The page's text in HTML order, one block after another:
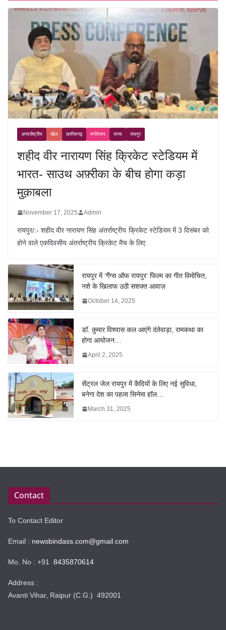
अन्तर्राष्ट्रीय खेल छत्तीसगढ़ मनोरंजन राज्य रायपुर
शहीद वीर नारायण सिंह क्रिकेट स्टेडियम में
भारत- साउथ अफ़्रीका के बीच होगा कड़ा
मुक़ाबला
November 17, 2025 Admin
रायपुर/:- शहीद वीर नारायण सिंह अंतर्राष्ट्रीय क्रिकेट स्टेडियम में 3 दिसंबर को
होने वाले एकदिवसीय अंतर्राष्ट्रीय क्रिकेट मैच के लिए
रायपुर में ‘गैंग्स ऑफ रायपुर’ फिल्म का गीत विमोचित,
नशे के खिलाफ उठी सशक्त आवाज़
October 14, 2025
डॉ. कुमार विश्वास कल आएंगे दंतेवाड़ा, रामकथा का
होगा आयोजन…
April 2, 2025
सेंट्रल जेल रायपुर में कैदियों के लिए नई सुविधा,
बनेगा देश का पहला सिनेमा हॉल…
March 31, 2025
Contact
To Contact Editor
Email : newsbindass.com@gmail.com
Mo. No : +91 8435870614
Address :
Avanti Vihar, Raipur (C.G.) 492001